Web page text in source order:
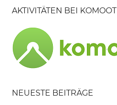
AKTIVITÄTEN BEI KOMOOT
NEUESTE BEITRÄGE